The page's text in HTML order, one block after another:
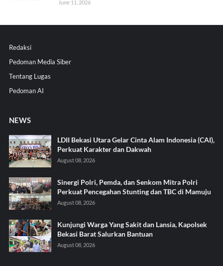
June 11, 2026
Redaksi
Pedoman Media Siber
Tentang Lugas
Pedoman AI
NEWS
LDII Bekasi Utara Gelar Cinta Alam Indonesia (CAI),
Perkuat Karakter dan Dakwah
August 08, 2026
Sinergi Polri, Pemda, dan Senkom Mitra Polri
Perkuat Pencegahan Stunting dan TBC di Mamuju
August 08, 2026
Kunjungi Warga Yang Sakit dan Lansia, Kapolsek
Bekasi Barat Salurkan Bantuan
August 08, 2026